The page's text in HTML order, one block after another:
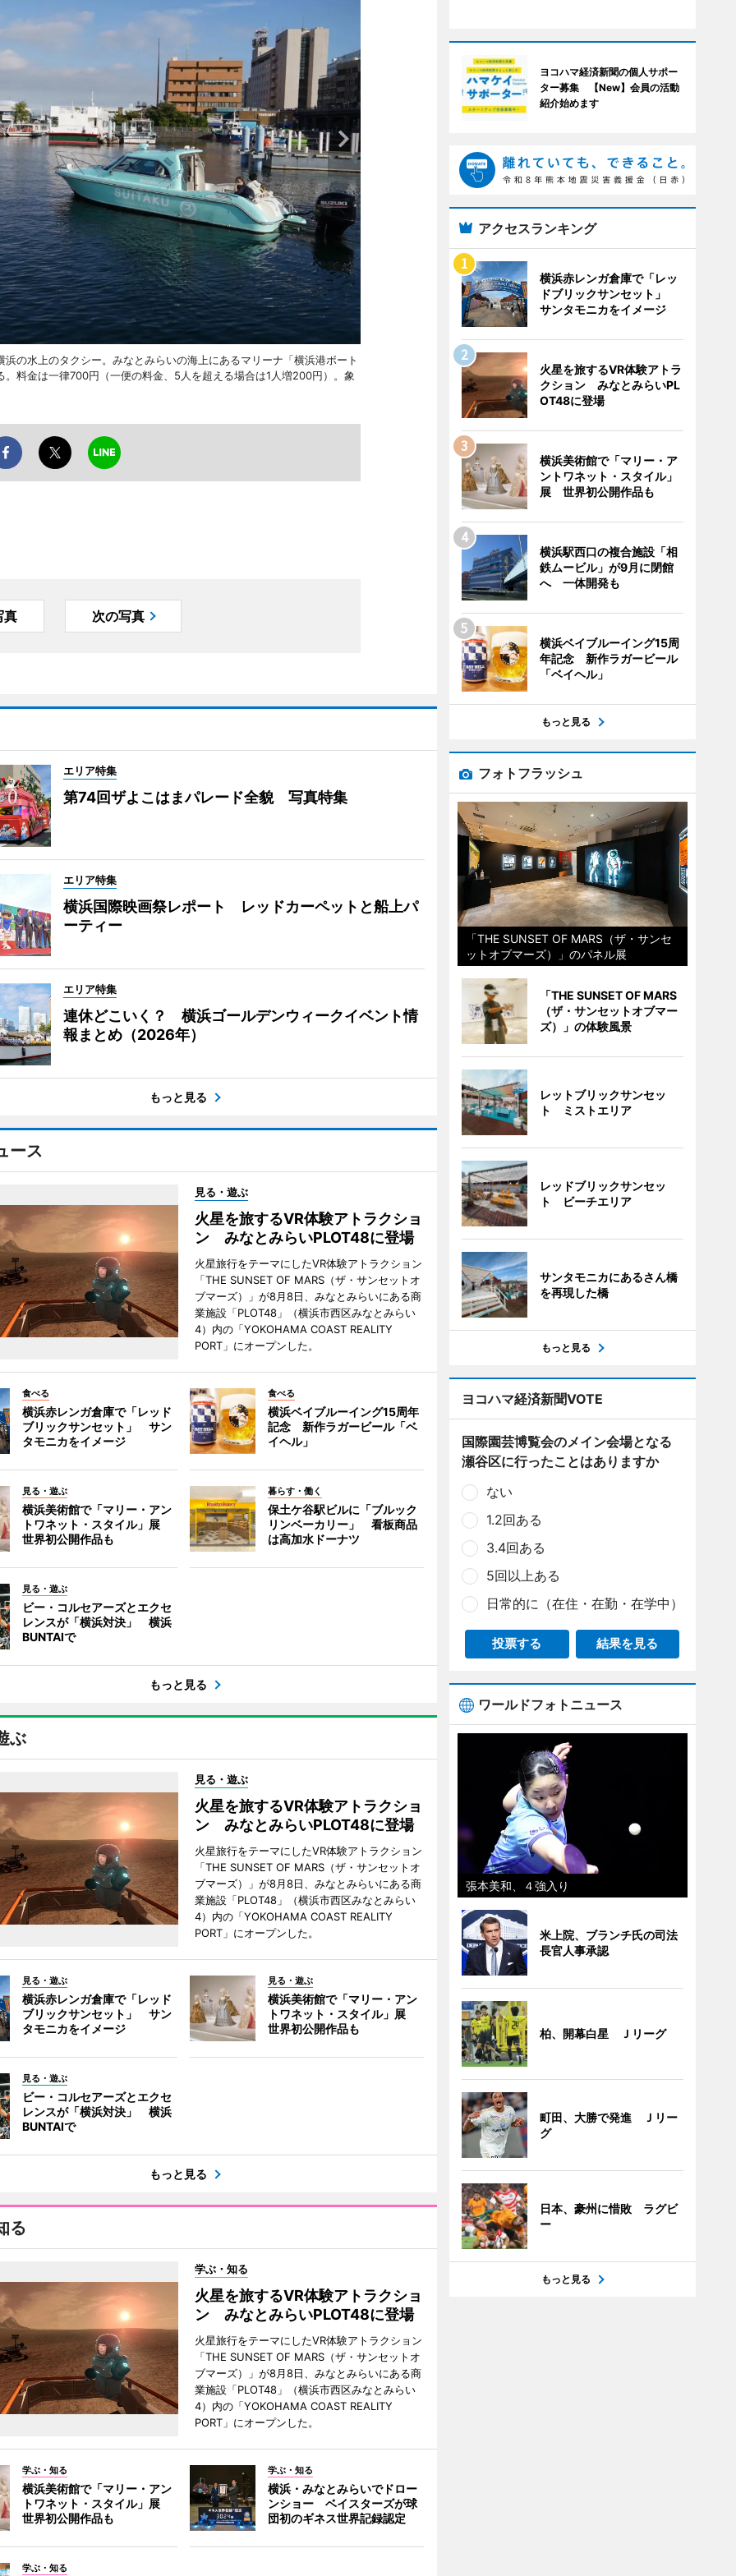
の水上のタクシー。みなとみらいの海上にあるマリーナ「横浜港ボート
料金は一律700円（一便の料金、5人を超える場合は1人増200円）。象
真 次の写真
エリア特集
第74回ザよこはまパレード全貌 写真特集
エリア特集
横浜国際映画祭レポート レッドカーペットと船上パ
ーティー
エリア特集
連休どこいく？ 横浜ゴールデンウィークイベント情
報まとめ（2026年）
もっと見る
ース
見る・遊ぶ
火星を旅するVR体験アトラクショ
ン みなとみらいPLOT48に登場
火星旅行をテーマにしたVR体験アトラクション
「THE SUNSET OF MARS（ザ・サンセットオ
ブマーズ）」が8月8日、みなとみらいにある商
業施設「PLOT48」（横浜市西区みなとみらい
4）内の「YOKOHAMA COAST REALITY
PORT」にオープンした。
食べる
横浜赤レンガ倉庫で「レッド
ブリックサンセット」 サン
タモニカをイメージ
食べる
横浜ベイブルーイング15周年
記念 新作ラガービール「ベ
イヘル」
見る・遊ぶ
横浜美術館で「マリー・アン
トワネット・スタイル」展
世界初公開作品も
暮らす・働く
保土ケ谷駅ビルに「ブルック
リンベーカリー」 看板商品
は高加水ドーナツ
見る・遊ぶ
ビー・コルセアーズとエクセ
レンスが「横浜対決」 横浜
BUNTAIで
もっと見る
ぶ
見る・遊ぶ
火星を旅するVR体験アトラクショ
ン みなとみらいPLOT48に登場
火星旅行をテーマにしたVR体験アトラクション
「THE SUNSET OF MARS（ザ・サンセットオ
ブマーズ）」が8月8日、みなとみらいにある商
業施設「PLOT48」（横浜市西区みなとみらい
4）内の「YOKOHAMA COAST REALITY
PORT」にオープンした。
見る・遊ぶ
横浜赤レンガ倉庫で「レッド
ブリックサンセット」 サン
タモニカをイメージ
見る・遊ぶ
横浜美術館で「マリー・アン
トワネット・スタイル」展
世界初公開作品も
見る・遊ぶ
ビー・コルセアーズとエクセ
レンスが「横浜対決」 横浜
BUNTAIで
もっと見る
る
学ぶ・知る
火星を旅するVR体験アトラクショ
ン みなとみらいPLOT48に登場
火星旅行をテーマにしたVR体験アトラクション
「THE SUNSET OF MARS（ザ・サンセットオ
ブマーズ）」が8月8日、みなとみらいにある商
業施設「PLOT48」（横浜市西区みなとみらい
4）内の「YOKOHAMA COAST REALITY
PORT」にオープンした。
学ぶ・知る
横浜美術館で「マリー・アン
トワネット・スタイル」展
世界初公開作品も
学ぶ・知る
横浜・みなとみらいでドロー
ンショー ベイスターズが球
団初のギネス世界記録認定
学ぶ・知る
ヨコハマ経済新聞の個人サポー
ター募集 【New】会員の活動
紹介始めます
アクセスランキング
横浜赤レンガ倉庫で「レッ
ドブリックサンセット」
サンタモニカをイメージ
火星を旅するVR体験アトラ
クション みなとみらいPL
OT48に登場
横浜美術館で「マリー・ア
ントワネット・スタイル」
展 世界初公開作品も
横浜駅西口の複合施設「相
鉄ムービル」が9月に閉館
へ 一体開発も
横浜ベイブルーイング15周
年記念 新作ラガービール
「ベイヘル」
もっと見る
フォトフラッシュ
「THE SUNSET OF MARS（ザ・サンセ
ットオブマーズ）」のパネル展
「THE SUNSET OF MARS
（ザ・サンセットオブマー
ズ）」の体験風景
レットブリックサンセッ
ト ミストエリア
レッドブリックサンセッ
ト ビーチエリア
サンタモニカにあるさん橋
を再現した橋
もっと見る
ヨコハマ経済新聞VOTE
国際園芸博覧会のメイン会場となる
瀬谷区に行ったことはありますか
ない
1.2回ある
3.4回ある
5回以上ある
日常的に（在住・在勤・在学中）
投票する 結果を見る
ワールドフォトニュース
張本美和、４強入り
米上院、ブランチ氏の司法
長官人事承認
柏、開幕白星 Ｊリーグ
町田、大勝で発進 Ｊリー
グ
日本、豪州に惜敗 ラグビ
ー
もっと見る